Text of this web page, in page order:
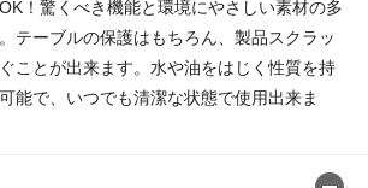
！驚くべき機能と環境にやさしい素材の多
テーブルの保護はもちろん、製品スクラッ
ことが出来ます。水や油をはじく性質を持
能で、いつでも清潔な状態で使用出来ま